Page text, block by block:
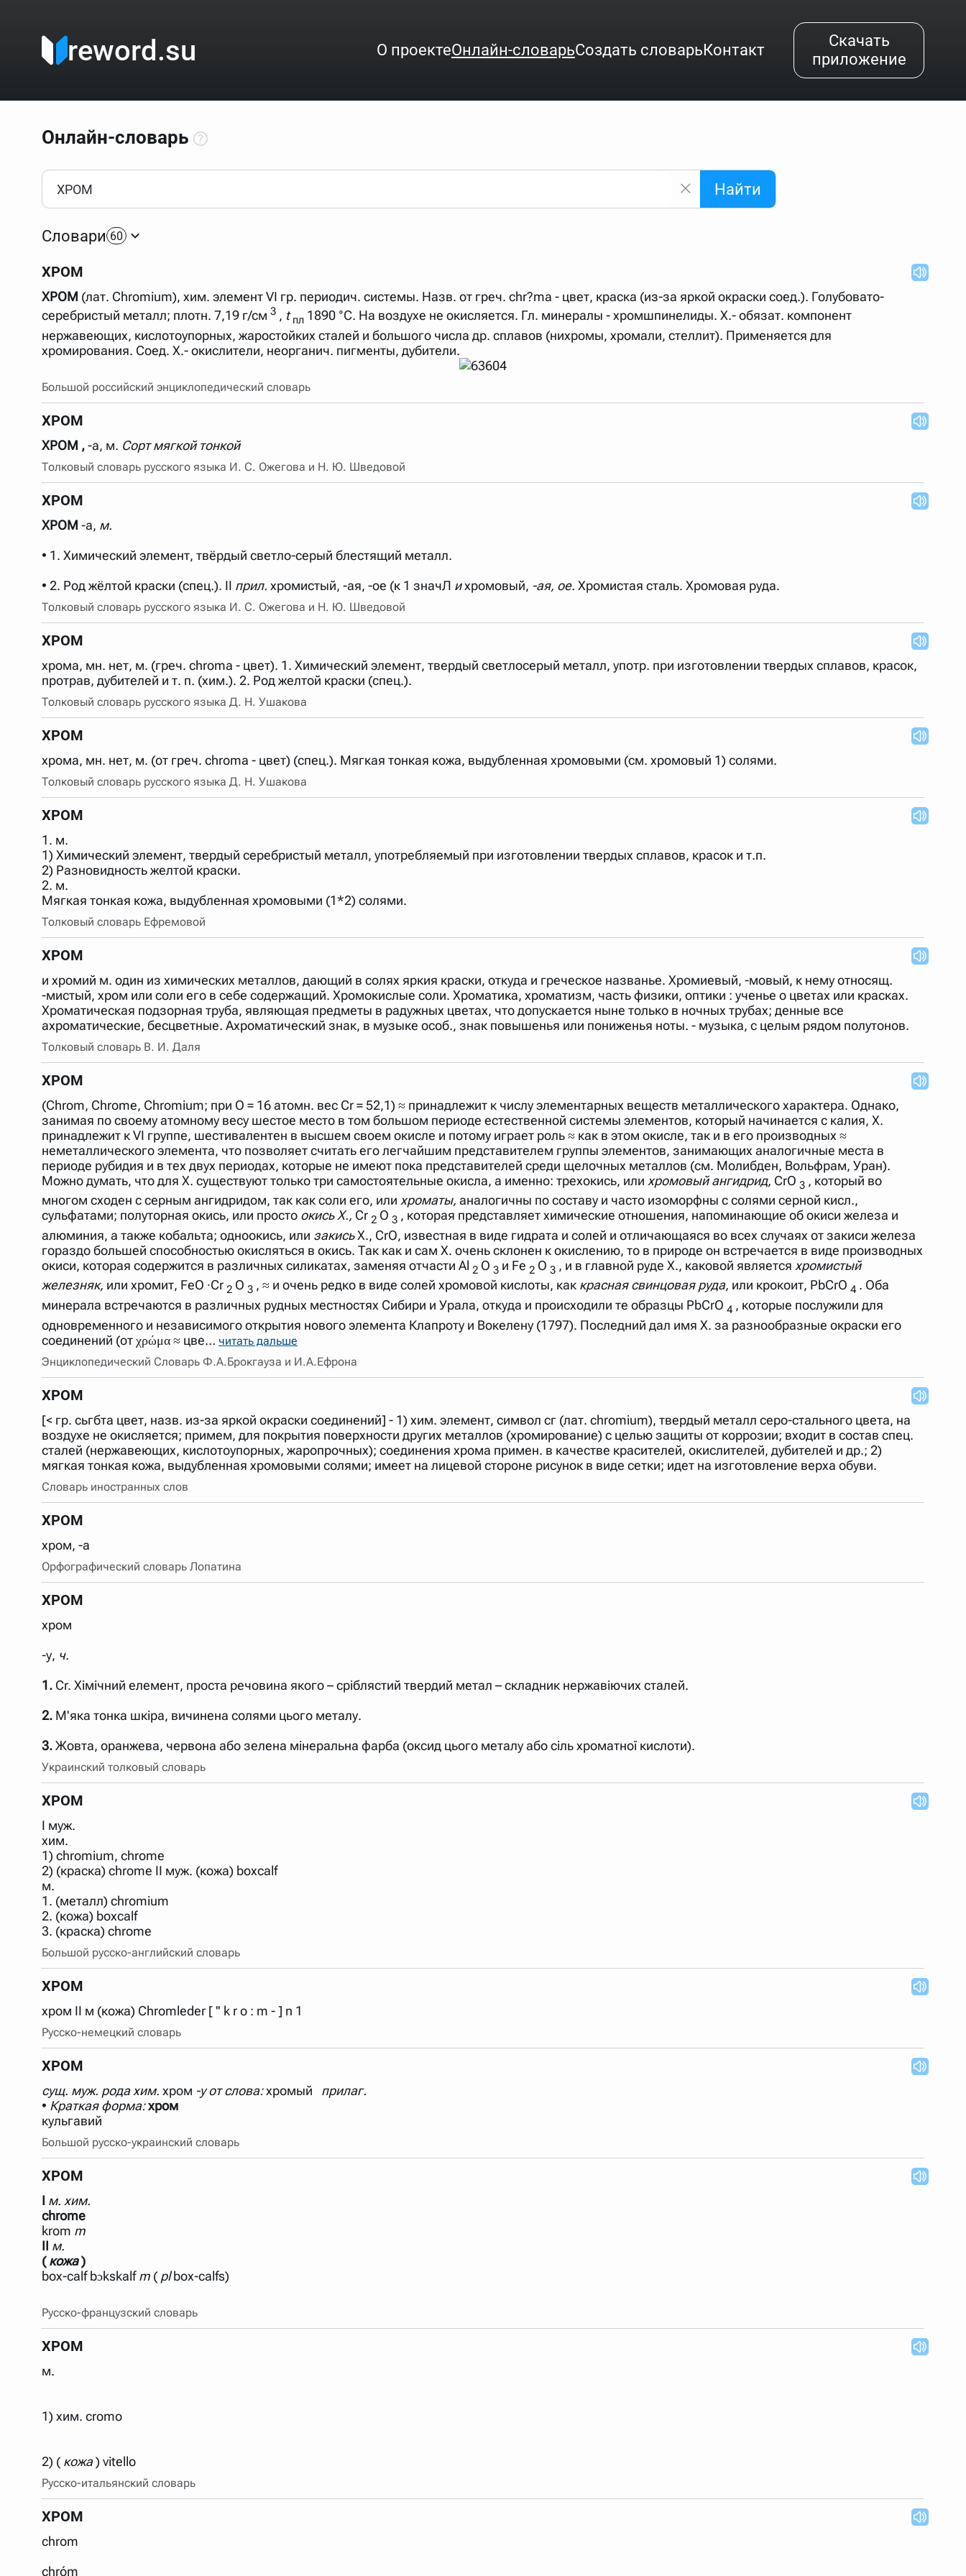
reword.su О проектеОнлайн-словарьСоздать словарьКонтакт
Скачать
приложение
Онлайн-словарь
Как пользоваться онлайн-словарём?
Прежде всего, начните вводить слово, значение которого интересует. Система автоматически подберёт варианты по начальным буквам и покажет их во всплывающем меню.
Если точное написание слова неизвестно (как в кроссворде), неизвестную букву можно заменить подстановочным знаком звёздочкой (*), а несколько неизвестных букв —
Для более сложных случаев существует возможность указывать несколько слов в запросе. Например, если написать в строке запроса "Пушкин поэт" и нажать "Найти", выведутся
В сложных запросах тоже могут присутствовать неизвестные буквы. Например, в кроссворде есть слово "***м***ов", в задании "русский поэт 19 века". Пишем в Reword первым
словом "***м***ов", далее через пробел "поэт". Получается "***м***ов поэт" (без кавычек). Нажимаем "Найти" и получаем статью "Лермонтов" и не только.
Порядок словарей можно изменять, перетаскивая словарь вверх или вниз за прямоугольник слева от названия словаря. Также можно выключать ненужные словари.
Найти
Словари 60
ХРОМ
ХРОМ (лат. Сhromium), хим. элемент VI гр. периодич. системы. Назв. от греч. сhr?ma - цвет, краска (из-за яркой окраски соед.). Голубовато-
серебристый металл; плотн. 7,19 г/см 3 , t пл 1890 °C. На воздухе не окисляется. Гл. минералы - хромшпинелиды. X.- обязат. компонент
нержавеющих, кислотоупорных, жаростойких сталей и большого числа др. сплавов (нихромы, хромали, стеллит). Применяется для
хромирования. Соед. X.- окислители, неорганич. пигменты, дубители.
Большой российский энциклопедический словарь
ХРОМ
ХРОМ ,-а, м. Сорт мягкой тонкой
Толковый словарь русского языка И. С. Ожегова и Н. Ю. Шведовой
ХРОМ
ХРОМ -а, м.
• 1. Химический элемент, твёрдый светло-серый блестящий металл.
• 2. Род жёлтой краски (спец.). II прил. хромистый, -ая, -ое (к 1 значЛ ихромовый, -ая, ое. Хромистая сталь. Хромовая руда.
Толковый словарь русского языка И. С. Ожегова и Н. Ю. Шведовой
ХРОМ
хрома, мн. нет, м. (греч. chroma - цвет). 1. Химический элемент, твердый светлосерый металл, употр. при изготовлении твердых сплавов, красок,
протрав, дубителей и т. п. (хим.). 2. Род желтой краски (спец.).
Толковый словарь русского языка Д. Н. Ушакова
ХРОМ
хрома, мн. нет, м. (от греч. chroma - цвет) (спец.). Мягкая тонкая кожа, выдубленная хромовыми (см. хромовый 1) солями.
Толковый словарь русского языка Д. Н. Ушакова
ХРОМ
1. м.
1) Химический элемент, твердый серебристый металл, употребляемый при изготовлении твердых сплавов, красок и т.п.
2) Разновидность желтой краски.
2. м.
Мягкая тонкая кожа, выдубленная хромовыми (1*2) солями.
Толковый словарь Ефремовой
ХРОМ
и хромий м. один из химических металлов, дающий в солях яркия краски, откуда и греческое названье. Хромиевый, -мовый, к нему относящ.
-мистый, хром или соли его в себе содержащий. Хромокислые соли. Хроматика, хроматизм, часть физики, оптики : ученье о цветах или красках.
Хроматическая подзорная труба, являющая предметы в радужных цветах, что допускается ныне только в ночных трубах; денные все
ахроматические, бесцветные. Ахроматический знак, в музыке особ., знак повышенья или пониженья ноты. - музыка, с целым рядом полутонов.
Толковый словарь В. И. Даля
ХРОМ
(Chrom, Chrome, Chromium; при О = 16 атомн. вес Cr = 52,1) ≈ принадлежит к числу элементарных веществ металлического характера. Однако,
занимая по своему атомному весу шестое место в том большом периоде естественной системы элементов, который начинается с калия, X.
принадлежит к VI группе, шестивалентен в высшем своем окисле и потому играет роль ≈ как в этом окисле, так и в его производных ≈
неметаллического элемента, что позволяет считать его легчайшим представителем группы элементов, занимающих аналогичные места в
периоде рубидия и в тех двух периодах, которые не имеют пока представителей среди щелочных металлов (см. Молибден, Вольфрам, Уран).
Можно думать, что для X. существуют только три самостоятельные окисла, а именно: трехокись, или хромовый ангидрид, CrО 3 , который во
многом сходен с серным ангидридом, так как соли его, или хроматы, аналогичны по составу и часто изоморфны с солями серной кисл.,
сульфатами; полуторная окись, или просто окись X., Cr 2 О 3 , которая представляет химические отношения, напоминающие об окиси железа и
алюминия, а также кобальта; одноокись, или закисьX., CrО, известная в виде гидрата и солей и отличающаяся во всех случаях от закиси железа
гораздо большей способностью окисляться в окись. Так как и сам X. очень склонен к окислению, то в природе он встречается в виде производных
окиси, которая содержится в различных силикатах, заменяя отчасти Al 2 O 3 и Fe 2 О 3 , и в главной руде X., каковой является хромистый
железняк, или хромит, FeO ∙Cr 2 O 3 , ≈ и очень редко в виде солей хромовой кислоты, как красная свинцовая руда, или крокоит, PbCrO 4 . Оба
минерала встречаются в различных рудных местностях Сибири и Урала, откуда и происходили те образцы PbCrO 4 , которые послужили для
одновременного и независимого открытия нового элемента Клапроту и Вокелену (1797). Последний дал имя X. за разнообразные окраски его
соединений (от χρώμα ≈ цве… читать дальше
Энциклопедический Словарь Ф.А.Брокгауза и И.А.Ефрона
ХРОМ
[< гр. сьгбта цвет, назв. из-за яркой окраски соединений] - 1) хим. элемент, символ сг (лат. chromium), твердый металл серо-стального цвета, на
воздухе не окисляется; примем, для покрытия поверхности других металлов (хромирование) с целью защиты от коррозии; входит в состав спец.
сталей (нержавеющих, кислотоупорных, жаропрочных); соединения хрома примен. в качестве красителей, окислителей, дубителей и др.; 2)
мягкая тонкая кожа, выдубленная хромовыми солями; имеет на лицевой стороне рисунок в виде сетки; идет на изготовление верха обуви.
Словарь иностранных слов
ХРОМ
хром, -а
Орфографический словарь Лопатина
ХРОМ
хром
-у, ч.
1. Cr. Хімічний елемент, проста речовина якого – сріблястий твердий метал – складник нержавіючих сталей.
2. М'яка тонка шкіра, вичинена солями цього металу.
3.Жовта, оранжева, червона або зелена мінеральна фарба (оксид цього металу або сіль хроматної кислоти).
Украинский толковый словарь
ХРОМ
I муж.
хим.
1) chromium, chrome
2) (краска) chrome II муж. (кожа) boxcalf
м.
1. (металл) chromium
2. (кожа) boxcalf
3. (краска) chrome
Большой русско-английский словарь
ХРОМ
хром II м (кожа) Chromleder [ '' k r o : m - ] n 1
Русско-немецкий словарь
ХРОМ
сущ. муж. рода хим. хром -у от слова:хромый прилаг.
• Краткая форма:хром
кульгавий
Большой русско-украинский словарь
ХРОМ
I м. хим.
chrome
krom m
II м.
(кожа)
box-calf bɔkskalfm ( pl box-calfs)
Русско-французский словарь
ХРОМ
м.
1) хим. cromo
2) ( кожа
Русско-итальянский словарь
ХРОМ
chrom
chróm